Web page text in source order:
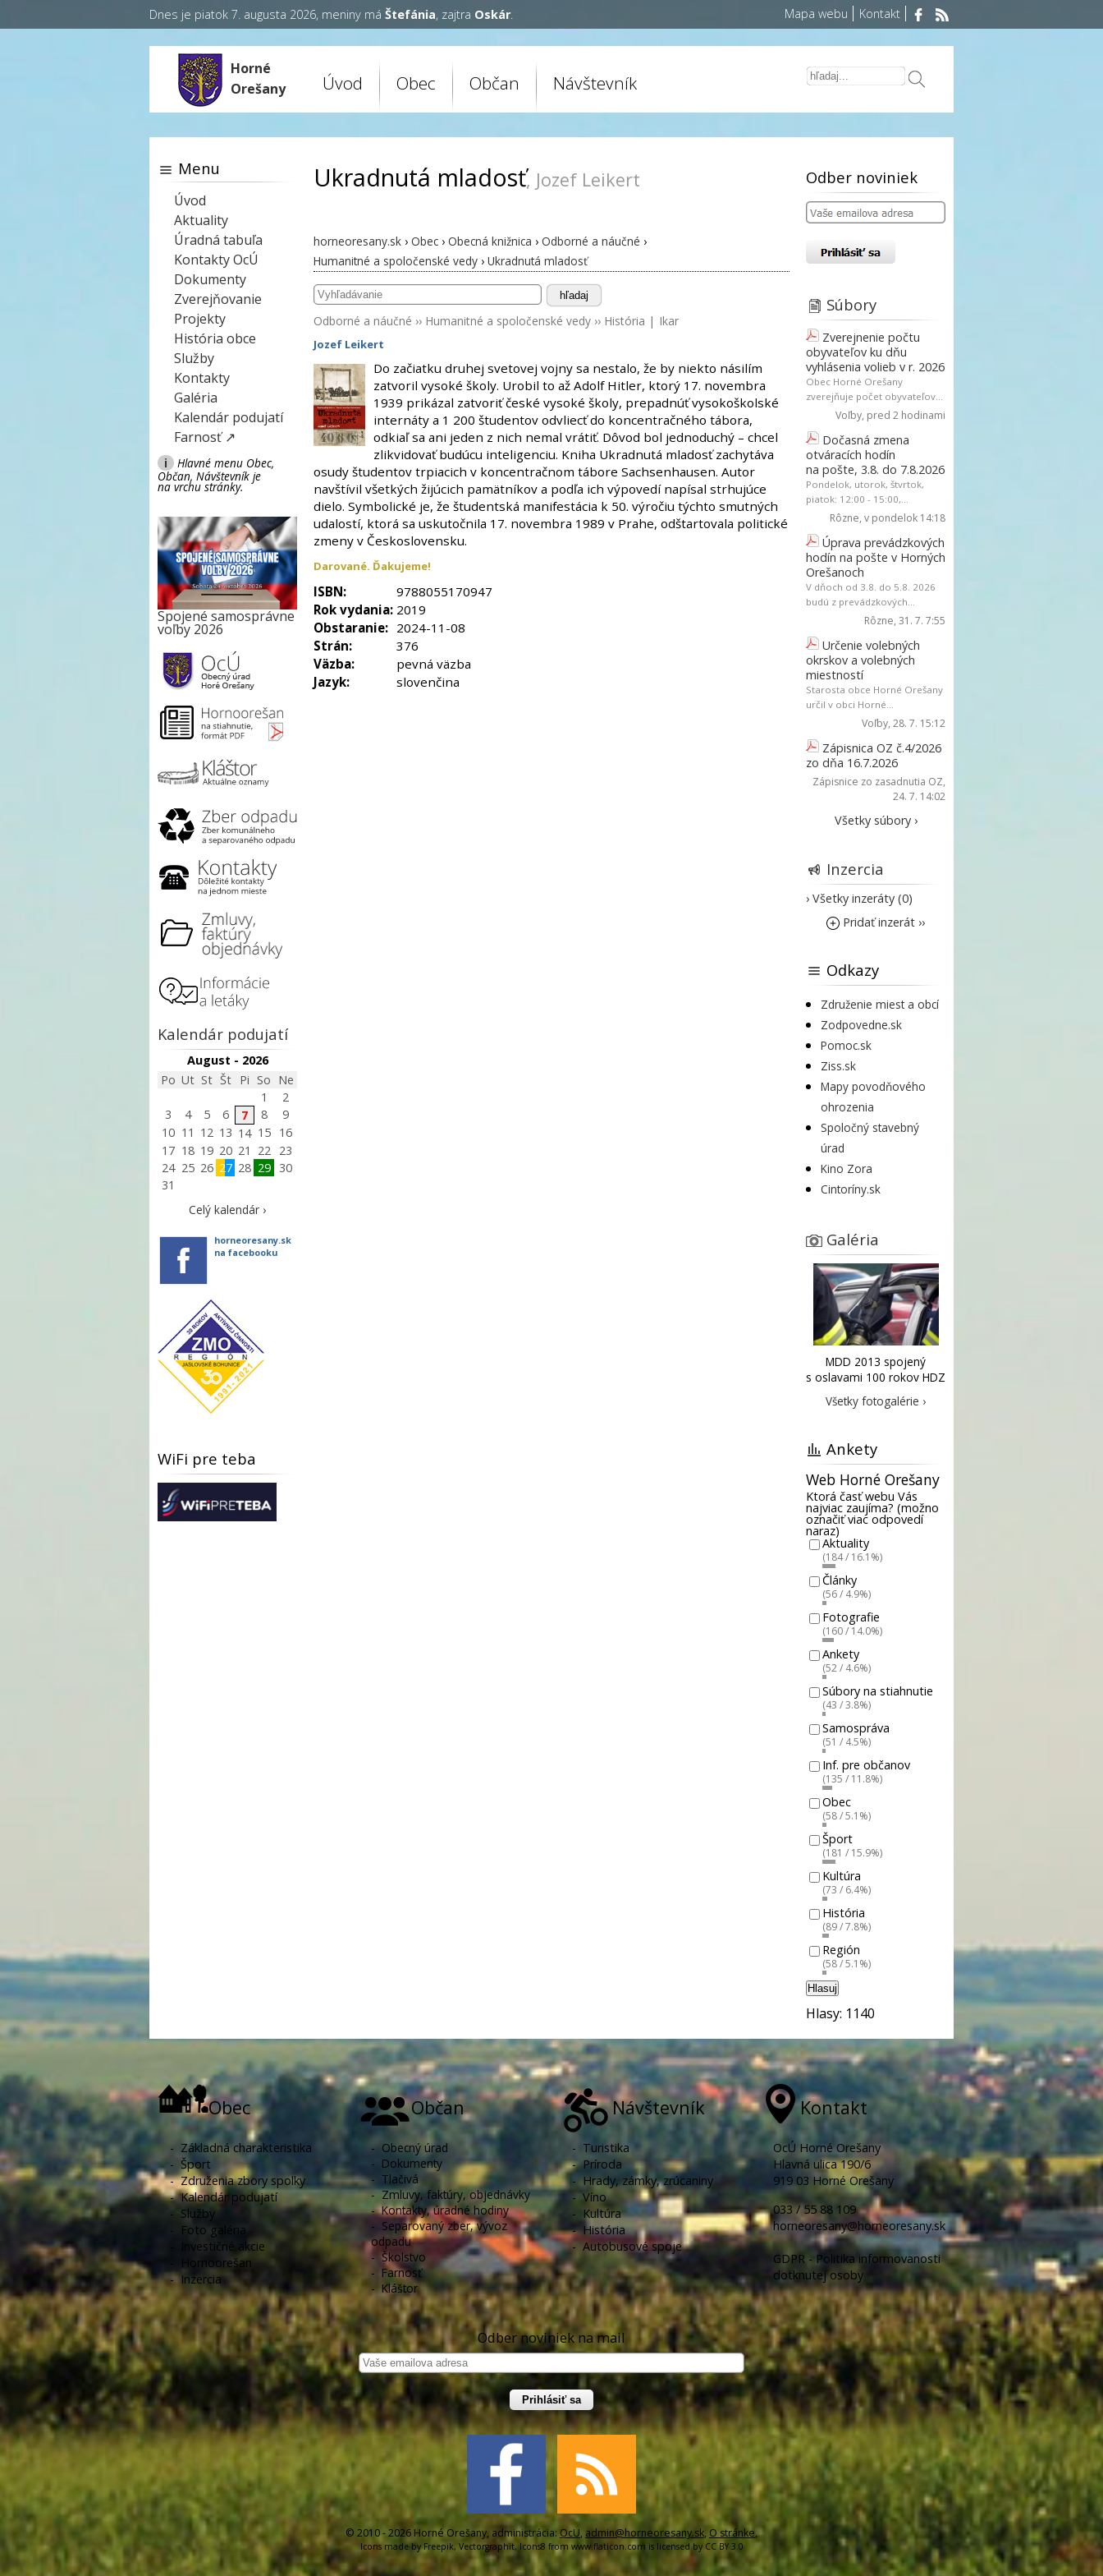
Dnes je piatok 7. augusta 2026, meniny má Štefánia, zajtra Oskár. Mapa webu Kontakt
Horné
Orešany
Úvod Obec Občan Návštevník
Ukradnutá mladosť, Jozef Leikert
horneoresany.sk › Obec › Obecná knižnica › Odborné a náučné ›
Humanitné a spoločenské vedy › Ukradnutá mladosť
hľadaj
Odborné a náučné ›› Humanitné a spoločenské vedy ›› História | Ikar
Jozef Leikert
Do začiatku druhej svetovej vojny sa nestalo, že by niekto násilím
zatvoril vysoké školy. Urobil to až Adolf Hitler, ktorý 17. novembra
1939 prikázal zatvoriť české vysoké školy, prepadnúť vysokoškolské
internáty a 1 200 študentov odvliecť do koncentračného tábora,
odkiaľ sa ani jeden z nich nemal vrátiť. Dôvod bol jednoduchý – chcel
zlikvidovať budúcu inteligenciu. Kniha Ukradnutá mladosť zachytáva
osudy študentov trpiacich v koncentračnom tábore Sachsenhausen. Autor
navštívil všetkých žijúcich pamätníkov a podľa ich výpovedí napísal strhujúce
dielo. Symbolické je, že študentská manifestácia k 50. výročiu týchto smutných
udalostí, ktorá sa uskutočnila 17. novembra 1989 v Prahe, odštartovala politické
zmeny v Československu.
Darované. Ďakujeme!
ISBN:
9788055170947
Rok vydania: 2019
Obstaranie: 2024-11-08
Strán:
376
Väzba:
pevná väzba
Jazyk:
slovenčina
Menu
Úvod
Aktuality
Úradná tabuľa
Kontakty OcÚ
Dokumenty
Zverejňovanie
Projekty
História obce
Služby
Kontakty
Galéria
Kalendár podujatí
Farnosť ↗
i
Hlavné menu Obec,
Občan, Návštevník je
na vrchu stránky.
Spojené samosprávne
voľby 2026
Kalendár podujatí
August - 2026
Po Ut St Št Pi So Ne
1
2
3
4 5 6 7 8
9
10 11 12 13 14 15
16
17 18 19 20 21 22
23
24 25 26 27 28 29
30
31
Celý kalendár ›
horneoresany.sk
na facebooku
WiFi pre teba
Odber noviniek
Súbory
Zverejnenie počtu
obyvateľov ku dňu
vyhlásenia volieb v r. 2026
Obec Horné Orešany
zverejňuje počet obyvateľov...
Voľby, pred 2 hodinami
Dočasná zmena
otváracích hodín
na pošte, 3.8. do 7.8.2026
Pondelok, utorok, štvrtok,
piatok: 12:00 - 15:00,...
Rôzne, v pondelok 14:18
Úprava prevádzkových
hodín na pošte v Horných
Orešanoch
V dňoch od 3.8. do 5.8. 2026
budú z prevádzkových...
Rôzne, 31. 7. 7:55
Určenie volebných
okrskov a volebných
miestností
Starosta obce Horné Orešany
určil v obci Horné...
Voľby, 28. 7. 15:12
Zápisnica OZ č.4/2026
zo dňa 16.7.2026
Zápisnice zo zasadnutia OZ,
24. 7. 14:02
Všetky súbory ›
Inzercia
› Všetky inzeráty (0)
Pridať inzerát ››
Odkazy
Združenie miest a obcí
Zodpovedne.sk
Pomoc.sk
Ziss.sk
Mapy povodňového
ohrozenia
Spoločný stavebný
úrad
Kino Zora
Cintoríny.sk
Galéria
MDD 2013 spojený
s oslavami 100 rokov HDZ
Všetky fotogalérie ›
Ankety
Web Horné Orešany
Ktorá časť webu Vás
najviac zaujíma? (možno
označiť viac odpovedí
naraz)
Aktuality
(184 / 16.1%)
Články
(56 / 4.9%)
Fotografie
(160 / 14.0%)
Ankety
(52 / 4.6%)
Súbory na stiahnutie
(43 / 3.8%)
Samospráva
(51 / 4.5%)
Inf. pre občanov
(135 / 11.8%)
Obec
(58 / 5.1%)
Šport
(181 / 15.9%)
Kultúra
(73 / 6.4%)
História
(89 / 7.8%)
Región
(58 / 5.1%)
Hlasuj
Hlasy: 1140
Obec
- Základná charakteristika
- Šport
-Združenia zbory spolky
-Kalendár podujatí
- Služby
- Foto galéria
-
Investičné akcie
Hornoorešan
-Inzercia
Občan
- Obecný úrad
- Dokumenty
- Tlačivá
-Zmluvy, faktúry, objednávky
-Kontakty, úradné hodiny
- Separovaný zber, vývoz
odpadu
-Školstvo
-Farnosť
-Kláštor
Návštevník
- Turistika
-Príroda
-Hrady, zámky, zrúcaniny
-Víno
- Kultúra
-História
-Autobusové spoje
Kontakt
OcÚ Horné Orešany
Hlavná ulica 190/6
919 03 Horné Orešany
033 / 55 88 109
horneoresany@horneoresany.sk
GDPR - Politika informovanosti
dotknutej osoby
Odber noviniek na mail
Prihlásiť sa
© 2010 - 2026 Horné Orešany, administrácia: OcU, admin@horneoresany.sk, O stránke,
Icons made byFreepik, Vectorgraphit, Icons8 from www.flaticon.com is licensed by CC BY 3.0